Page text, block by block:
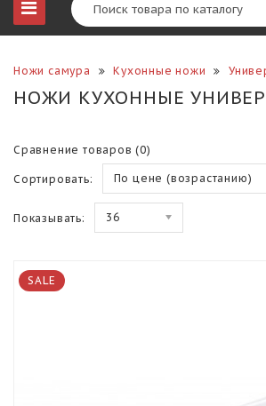
Ножи самура Кухонные ножи
НОЖИ КУХОННЫЕ
Сравнение товаров (0)
Сортировать: По цене (возрастанию)
Показывать: 36
SALE